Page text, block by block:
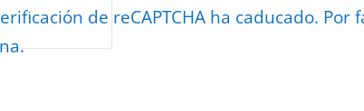
de reCAPTCHA ha caducado. Por